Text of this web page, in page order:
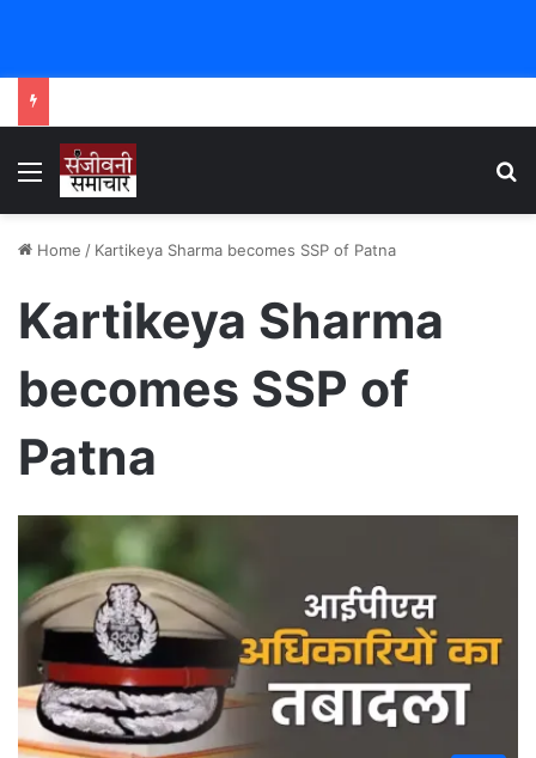
Menu
Home / Kartikeya Sharma becomes SSP of Patna
Kartikeya Sharma
becomes SSP of
Patna